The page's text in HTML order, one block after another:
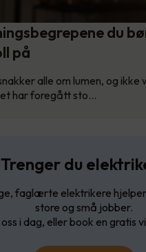
du
på
alle om lumen, og ikke
har foregått sto…
Trenger du
faglærte elektrikere
store og små jobber.
i dag, eller book en gratis